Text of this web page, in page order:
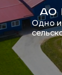
АО
Одно